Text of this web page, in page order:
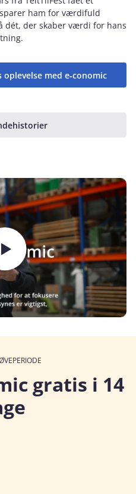
ham for værdifuld
dét, der skaber værdi for hans
med e‑conomic
gratis i 14